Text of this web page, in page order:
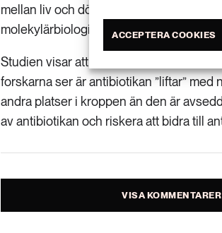
ACCEPTERA COOKIES
mellan liv och död”, säger Lukas
molekylärbiologi vid Umeå universiteti
Studien visar att nanoplasterna ”suger åt
forskarna ser är antibiotikan ”liftar” med
andra platser i kroppen än den är
av antibiotikan och riskera att bidra till
VISA